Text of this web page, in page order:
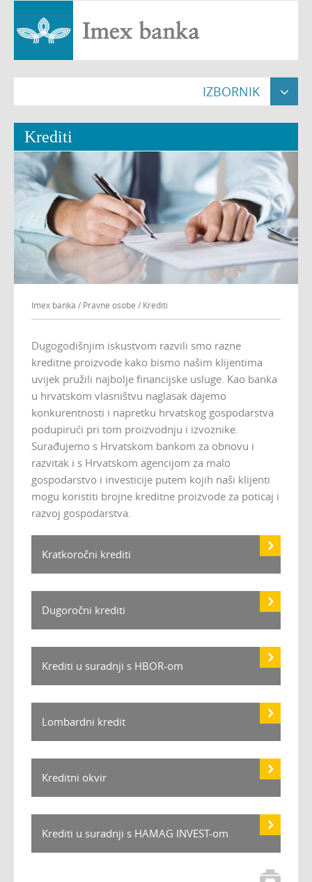
IZBORNIK 
Naslovna
Građani 
Pravne osobe 
Poslovnice
O nama 
Nekretnine
Krediti
Imex banka / Pravne osobe / Krediti
Dugogodišnjim iskustvom razvili smo razne
kreditne proizvode kako bismo našim klijentima
uvijek pružili najbolje financijske usluge. Kao banka
u hrvatskom vlasništvu naglasak dajemo
konkurentnosti i napretku hrvatskog gospodarstva
podupirući pri tom proizvodnju i izvoznike.
Surađujemo s Hrvatskom bankom za obnovu i
razvitak i s Hrvatskom agencijom za malo
gospodarstvo i investicije putem kojih naši klijenti
mogu koristiti brojne kreditne proizvode za poticaj i
razvoj gospodarstva.
Kratkoročni krediti
Dugoročni krediti
Krediti u suradnji s HBOR-om
Lombardni kredit
Kreditni okvir
Krediti u suradnji s HAMAG INVEST-om